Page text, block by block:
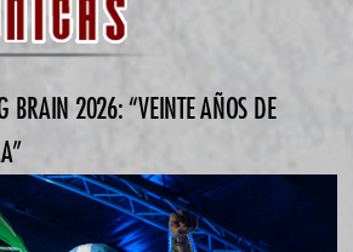
BRAIN 2026: “VEINTE AÑOS DE